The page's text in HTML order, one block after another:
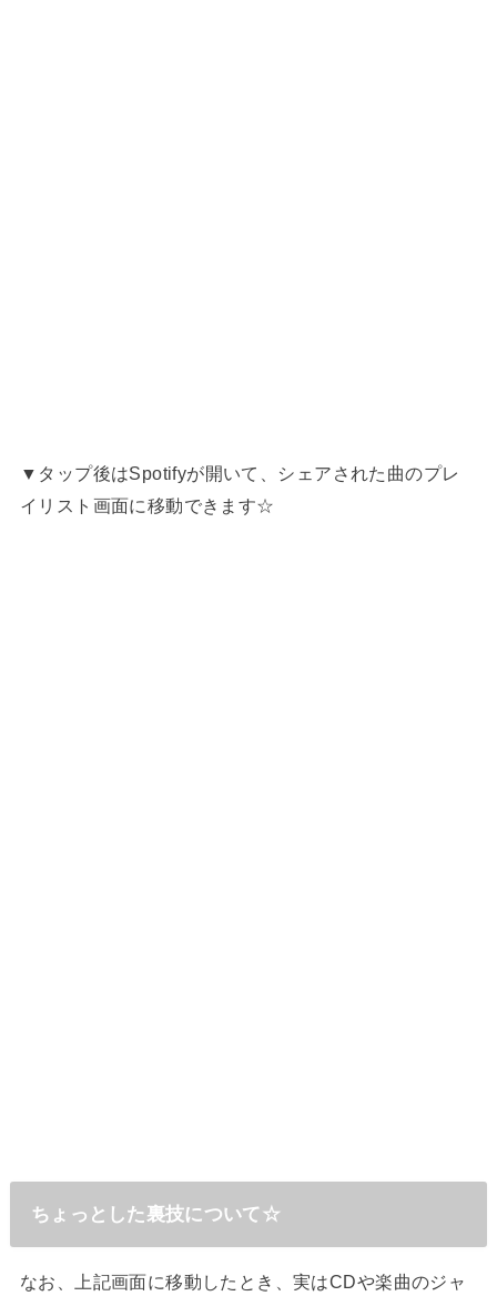
▼タップ後はSpotifyが開いて、シェアされた曲のプレ
イリスト画面に移動できます☆
ちょっとした裏技について☆
なお、上記画面に移動したとき、実はCDや楽曲のジャ